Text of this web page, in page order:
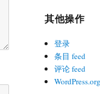
其他操作
登录
条目 feed
评论 feed
WordPress.org